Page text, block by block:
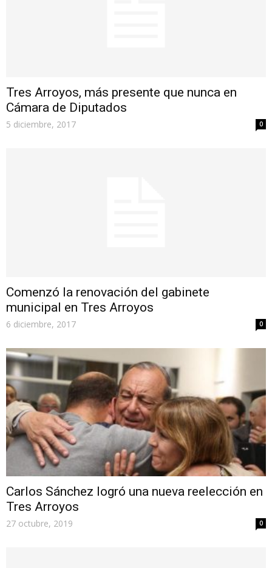
Tres Arroyos, más presente que nunca en
Cámara de Diputados
5 diciembre, 2017 0
Comenzó la renovación del gabinete
municipal en Tres Arroyos
6 diciembre, 2017 0
Carlos Sánchez logró una nueva reelección en
Tres Arroyos
27 octubre, 2019 0